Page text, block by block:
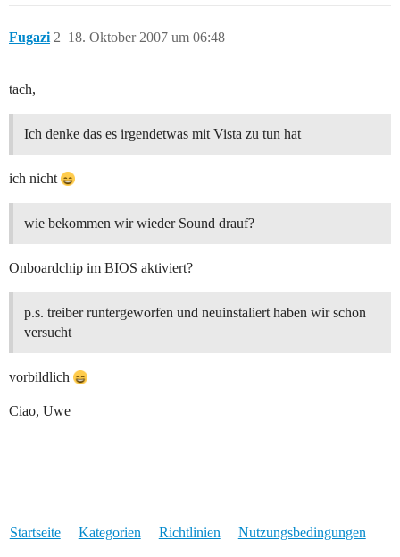
Fugazi 18. Oktober 2007 um 06:48
2
tach,
Ich denke das es irgendetwas mit Vista zu tun hat
ich nicht
wie bekommen wir wieder Sound drauf?
Onboardchip im BIOS aktiviert?
p.s. treiber runtergeworfen und neuinstaliert haben wir schon
versucht
vorbildlich
Ciao, Uwe
Startseite Kategorien Richtlinien Nutzungsbedingungen